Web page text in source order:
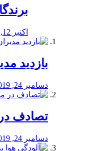
اکتبر 12, 2019
بازدید
دسامبر 24, 2019
تصادف
دسامبر 24, 2019